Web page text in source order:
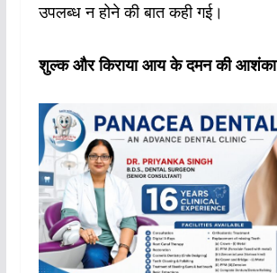
उपलब्ध न होने की बात कही गई।
शुल्क और किराया आय के दमन की आशंका